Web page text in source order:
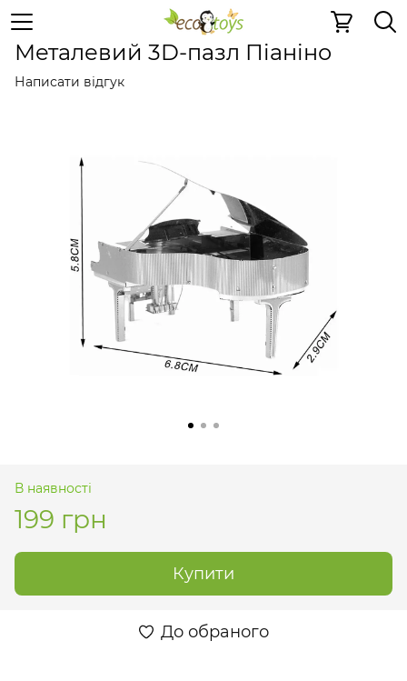
Металеві 3D пазли Металеві 3D
Металевий 3D-пазл Піаніно
Написати відгук
В наявності
199 грн
Купити
До обраного